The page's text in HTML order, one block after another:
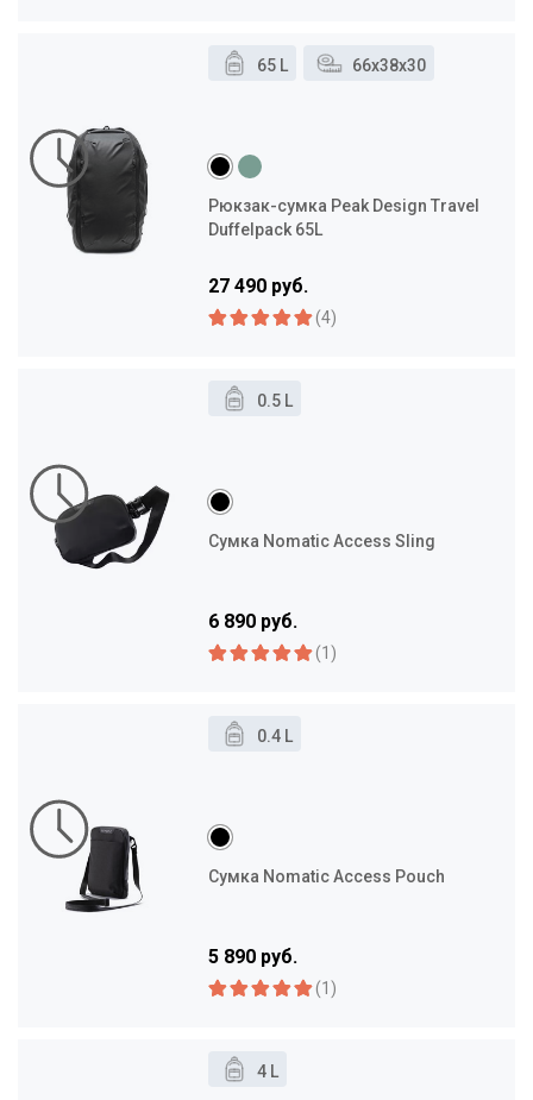
65 L 66x38x30
Рюкзак-сумка Peak Design Travel
Duffelpack 65L
27 490 руб.
(4)
0.5 L
Сумка Nomatic Access Sling
6 890 руб.
(1)
0.4 L
Сумка Nomatic Access Pouch
5 890 руб.
(1)
4 L